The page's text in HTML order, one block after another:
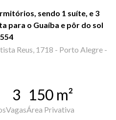
sendo 1 suíte, e 3
para o Guaíba e pôr do sol
Reus, 1718 - Porto Alegre -
3
Vagas
150 m²
Área Privativa